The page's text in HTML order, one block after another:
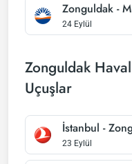
Zonguldak -
24 Eylül
Zonguldak
Uçuşlar
İstanbul -
23 Eylül